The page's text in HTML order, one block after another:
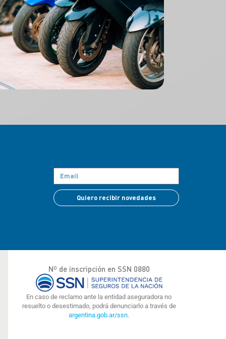
Quiero recibir novedades
Nº de inscripción en SSN 0880
En caso de reclamo ante la entidad aseguradora no
resuelto o desestimado, podrá denunciarlo a través de
argentina.gob.ar/ssn.